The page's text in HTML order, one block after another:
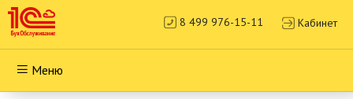
8 499 976-15-11 Кабинет
Меню